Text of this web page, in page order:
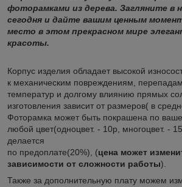
фоторамками из дерева. Загляните в
сегодня и дайте вашим ценным
место в этом прекрасном мире
красоты.
Корпус изделия обладает высокой
к механическим повреждениям, перепадам
температур и долгому влиянию прямых
изготовления зависит от размеров( в
Фоторамка может быть покрашена по
любой цвет(одноцвет. - 10р, многоцвет. -
делается
по предоплате(20%), (цена может
зависимости от сложности работы).
Также за дополнительную плату можем